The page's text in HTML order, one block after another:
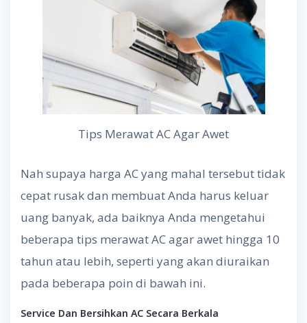
Tips Merawat AC Agar Awet
Nah supaya harga AC yang mahal tersebut tidak
cepat rusak dan membuat Anda harus keluar
uang banyak, ada baiknya Anda mengetahui
beberapa tips merawat AC agar awet hingga 10
tahun atau lebih, seperti yang akan diuraikan
pada beberapa poin di bawah ini.
Service Dan Bersihkan AC Secara Berkala